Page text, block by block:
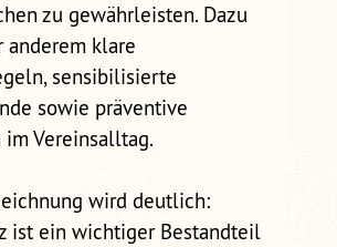
zu gewährleisten. Dazu
klare
sensibilisierte
sowie präventive
im Vereinsalltag.
wird deutlich:
ist ein wichtiger Bestandteil